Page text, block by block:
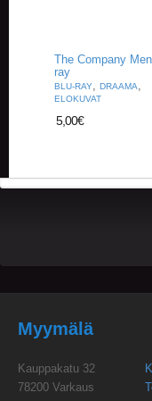
The Company
ray
BLU-RAY, DRAAMA,
ELOKUVAT
5,00€
Myymälä
Kauppakatu 32
78200 Varkaus